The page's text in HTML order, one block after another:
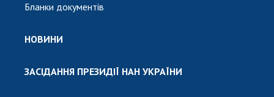
Бланки документів
НОВИНИ
ЗАСІДАННЯ ПРЕЗИДІЇ НАН УКРАЇНИ